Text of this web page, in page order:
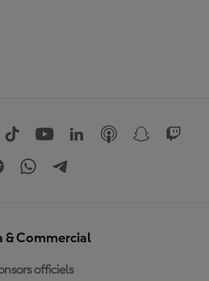
& Commercial
officiels